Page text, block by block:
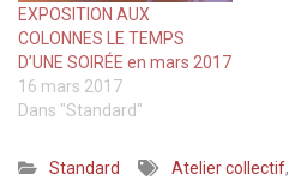
EXPOSITION AUX
COLONNES LE TEMPS
D’UNE SOIRÉE en mars 2017
16 mars 2017
Dans "Standard"
Standard Atelier collectif,